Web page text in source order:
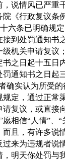
，说情风已严重
院《行政复议条
六条已明确规定
到处罚通知书
机关申请复议
之日起十五日
罚通知书之日起
确实认为所受
定，通过正常
请复议，或直接
相信“人情”、
且，有许多说
过来为违规者说
，明天你处罚与